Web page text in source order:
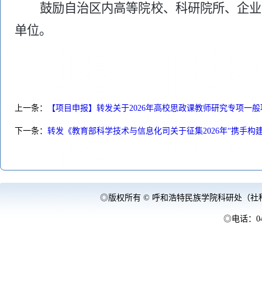
鼓励自治区内高等院校、科研院所、企
单位。
上一条： 【项目申报】转发关于2026年高校思政课教师研究专项一
下一条： 转发《教育部科学技术与信息化司关于征集2026年“携手构
◎版权所有 © 呼和浩特民族学院科研处（
◎电话：